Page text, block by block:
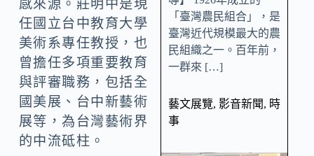
感來源。莊明中是現
任國立台中教育大學
美術系專任教授，也
曾擔任多項重要教育
與評審職務，包括全
國美展、台中新藝術
展等，為台灣藝術界
的中流砥柱。
「臺灣農民組合」，是
臺灣近代規模最大的農
民組織之一。百年前，
一群來 […]
藝文展覽, 影音新聞, 時
事